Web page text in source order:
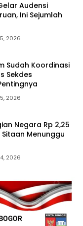
Audensi
Ini Sejumlah
2026
Sudah Koordinasi
Sekdes
2026
Negara Rp 2,25
Menunggu
2026